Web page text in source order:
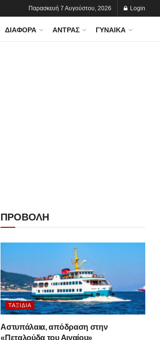
Παρασκευή 7 Αυγούστου, 2026 Login
ΔΙΆΦΟΡΑ ΆΝΤΡΑΣ ΓΥΝΑΊΚΑ
ΠΡΟΒΟΛΗ
ΤΑΞΊΔΙΑ
Αστυπάλαια, απόδραση στην
«Πεταλούδα του Αιγαίου»